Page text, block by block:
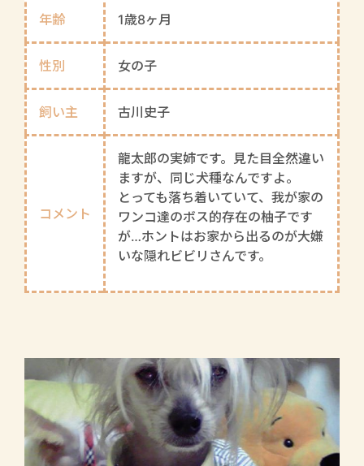
年齢 1歳8ヶ月
性別 女の子
飼い主 古川史子
コメント
龍太郎の実姉です。見た目全然違い
ますが、同じ犬種なんですよ。
とっても落ち着いていて、我が家の
ワンコ達のボス的存在の柚子です
が…ホントはお家から出るのが大嫌
いな隠れビビリさんです。